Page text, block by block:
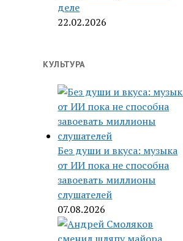
деле
22.02.2026
КУЛЬТУРА
Без души и вкуса: музыка
от ИИ пока не способна
завоевать миллионы
слушателей
07.08.2026